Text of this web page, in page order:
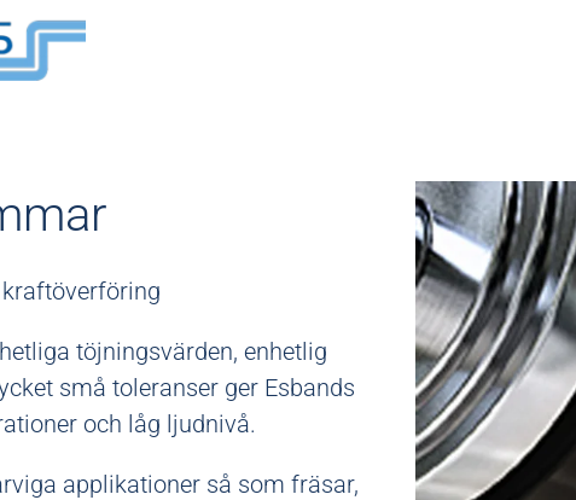
töjningsvärden, enhetlig
små toleranser ger Esbands
och låg ljudnivå.
applikationer så som fräsar,